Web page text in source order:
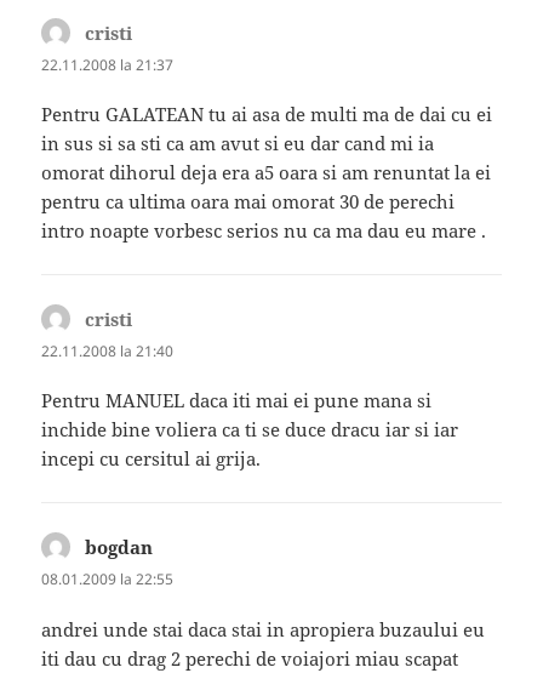
cristi
22.11.2008 la 21:37
Pentru GALATEAN tu ai asa de multi ma de dai cu ei
in sus si sa sti ca am avut si eu dar cand mi ia
omorat dihorul deja era a5 oara si am renuntat la ei
pentru ca ultima oara mai omorat 30 de perechi
intro noapte vorbesc serios nu ca ma dau eu mare .
cristi
22.11.2008 la 21:40
Pentru MANUEL daca iti mai ei pune mana si
inchide bine voliera ca ti se duce dracu iar si iar
incepi cu cersitul ai grija.
bogdan
08.01.2009 la 22:55
andrei unde stai daca stai in apropiera buzaului eu
iti dau cu drag 2 perechi de voiajori miau scapat